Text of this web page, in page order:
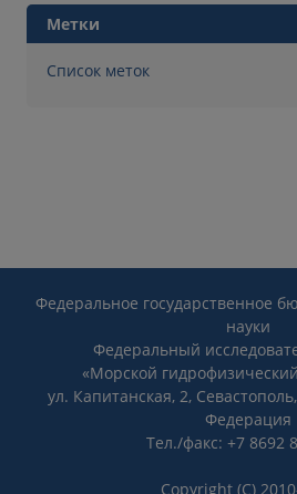
Метки
Список меток
Федеральное государственное
науки
Федеральный
«Морской
ул. Капитанская, 2,
Федерация
Тел./факс: +7 8692
Copyright (C)